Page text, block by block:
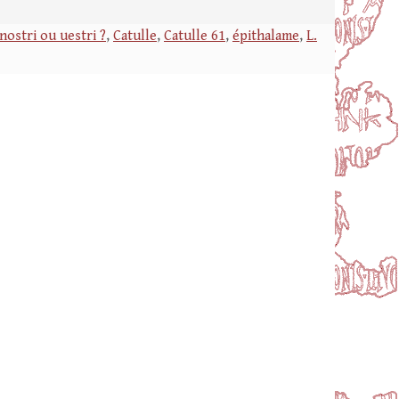
ou uestri ?, Catulle, Catulle 61, épithalame, L.